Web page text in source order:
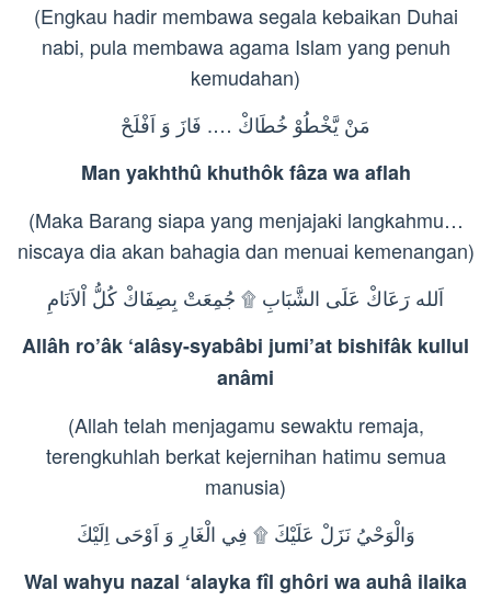
(Engkau hadir membawa segala kebaikan Duhai
nabi, pula membawa agama Islam yang penuh
kemudahan)
مَنْ يَّخْطُوْ خُطَاكْ …. فَازَ وَ اَفْلَحْ
Man yakhthû khuthôk fâza wa aflah
(Maka Barang siapa yang menjajaki langkahmu…
niscaya dia akan bahagia dan menuai kemenangan)
اَلله رَعَاكْ عَلَى الشَّبَابِ ۩ جُمِعَتْ بِصِفَاكْ كُلُّ اْلاَنَامِ
Allâh ro’âk ‘alâsy-syabâbi jumi’at bishifâk kullul
anâmi
(Allah telah menjagamu sewaktu remaja,
terengkuhlah berkat kejernihan hatimu semua
manusia)
وَالْوَحْيُ نَزَلْ عَلَيْكَ ۩ فِي الْغَارِ وَ اَوْحَى اِلَيْكَ
Wal wahyu nazal ‘alayka fîl ghôri wa auhâ ilaika